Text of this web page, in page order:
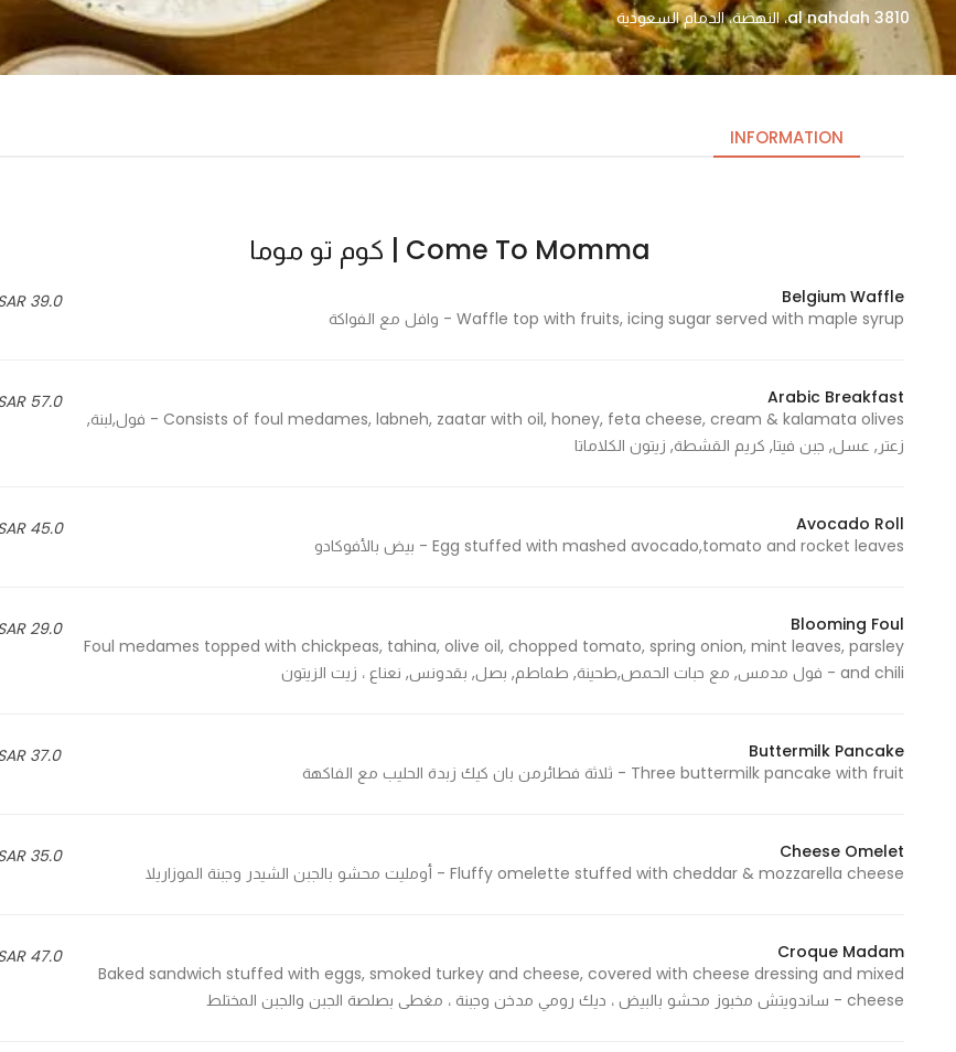
al nahdah 3810، النهضة، الدمام السعودية
INFORMATION
Come To Momma | كوم تو موما
39.0 SAR
Belgium Waffle
Waffle top with fruits, icing sugar served with maple syrup - وافل مع الفواكة
57.0 SAR
Arabic Breakfast
Consists of foul medames, labneh, zaatar with oil, honey, feta cheese, cream & kalamata olives - فول,لبنة,
زعتر, عسل, جبن فيتا, كريم القشطة, زيتون الكلاماتا
45.0 SAR
Avocado Roll
Egg stuffed with mashed avocado,tomato and rocket leaves - بيض بالأفوكادو
29.0 SAR
Blooming Foul
Foul medames topped with chickpeas, tahina, olive oil, chopped tomato, spring onion, mint leaves, parsley
and chili - فول مدمس, مع حبات الحمص,طحينة, طماطم, بصل, بقدونس, نعناع ، زيت الزيتون
37.0 SAR
Buttermilk Pancake
Three buttermilk pancake with fruit - ثلاثة فطائرمن بان كيك زبدة الحليب مع الفاكهة
35.0 SAR
Cheese Omelet
Fluffy omelette stuffed with cheddar & mozzarella cheese - أومليت محشو بالجبن الشيدر وجبنة الموزاريلا
47.0 SAR
Croque Madam
Baked sandwich stuffed with eggs, smoked turkey and cheese, covered with cheese dressing and mixed
cheese - ساندويتش مخبوز محشو بالبيض ، ديك رومي مدخن وجبنة ، مغطى بصلصة الجبن والجبن المختلط
cookies
are not
needed
for the
us to
improve
the
and
how the
website is
Experience
In order for